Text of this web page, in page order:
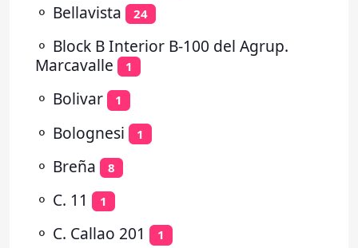
⚬ Bellavista 24
⚬ Block B Interior B-100 del Agrup.
Marcavalle
1
⚬ Bolivar 1
⚬ Bolognesi 1
⚬ Breña 8
⚬ C. 11 1
⚬ C. Callao 201 1